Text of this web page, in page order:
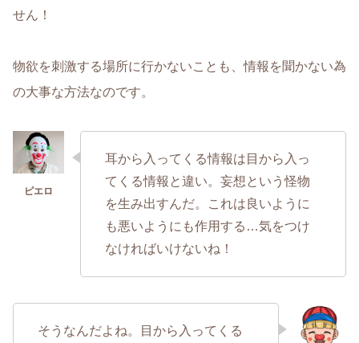
せん！
物欲を刺激する場所に行かないことも、情報を聞かない為
の大事な方法なのです。
耳から入ってくる情報は目から入っ
てくる情報と違い。妄想という怪物
を生み出すんだ。これは良いように
も悪いようにも作用する…気をつけ
なければいけないね！
そうなんだよね。目から入ってくる